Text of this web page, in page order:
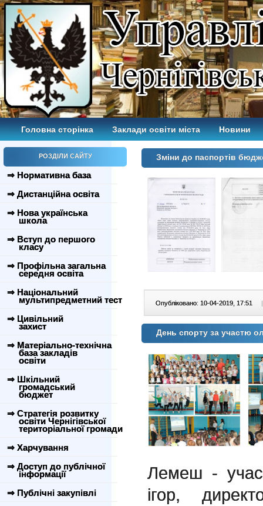
Головна сторінка Заклади освіти міста Новини
РОЗДІЛИ САЙТУ
⇒ Нормативна база
⇒ Дистанційна освіта
⇒ Нова українська
школа
⇒ Вступ до першого
класу
⇒ Профільна загальна
середня освіта
⇒ Національний
мультипредметний тест
⇒ Цивільний
захист
⇒ Матеріально-технічна
база закладів
освіти
⇒ Шкільний
громадський
бюджет
⇒ Стратегія розвитку
освіти Чернігівської
територіальної громади
⇒ Харчування
⇒ Доступ до публічної
інформації
⇒ Публічні закупівлі
Зміни до паспортів
Опубліковано: 10-04-2019, 17:51 |
День спорту за участю
Лемеш -
ігор,